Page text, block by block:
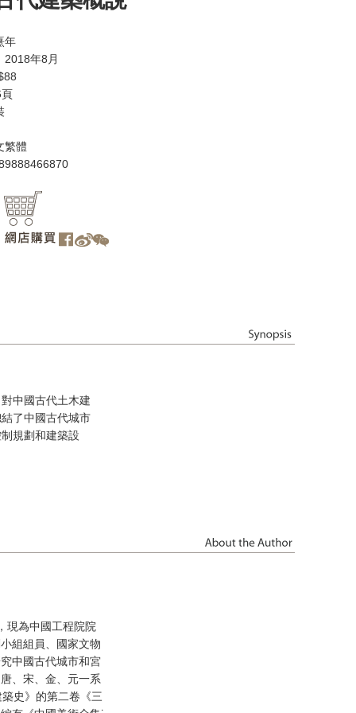
年
2018年8月
繁體
中國古代土木建
了中國古代城市
規劃和建築設
現為中國工程院院
組組員、國家文物
中國古代城市和宮
、宋、金、元一系
史》的第二卷《三